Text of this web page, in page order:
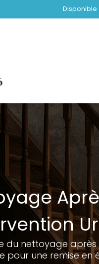
Disponible
du nettoyage après
pour une remise